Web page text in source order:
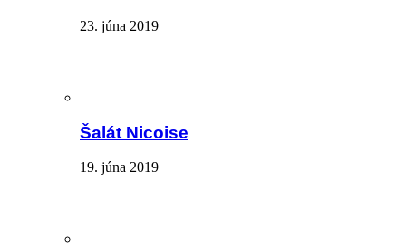
23. júna 2019
Šalát Nicoise
19. júna 2019